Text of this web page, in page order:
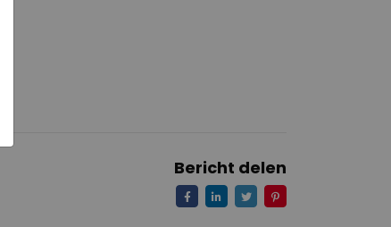
Bericht delen